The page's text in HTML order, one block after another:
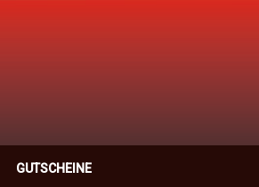
Rastatt
GUTSCHEINE